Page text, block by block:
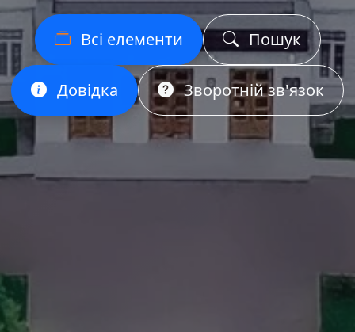
Всі елементи Пошук
Довідка Зворотній зв'язок